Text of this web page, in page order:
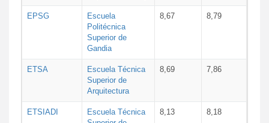
EPSG
Escuela
Politécnica
Superior de
Gandia
8,67 8,79
ETSA
Escuela Técnica
Superior de
Arquitectura
8,69 7,86
ETSIADI
Escuela Técnica
8,13 8,18